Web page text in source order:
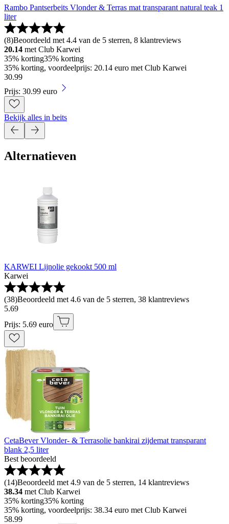
Rambo Pantserbeits Vlonder & Terras mat transparant natural teak 1
liter
(8)Beoordeeld met 4.4 van de 5 sterren, 8 klantreviews
20.14 met Club Karwei
35% korting35% korting
35% korting, voordeelprijs: 20.14 euro met Club Karwei
30.99
Prijs: 30.99 euro
Bekijk alles in beits
Alternatieven
KARWEI Lijnolie gekookt 500 ml
Karwei
(38)Beoordeeld met 4.6 van de 5 sterren, 38 klantreviews
5.69
Prijs: 5.69 euro
CetaBever Vlonder- & Terrasolie bankirai zijdemat transparant
blank 2,5 liter
Best beoordeeld
(14)Beoordeeld met 4.9 van de 5 sterren, 14 klantreviews
38.34 met Club Karwei
35% korting35% korting
35% korting, voordeelprijs: 38.34 euro met Club Karwei
58.99